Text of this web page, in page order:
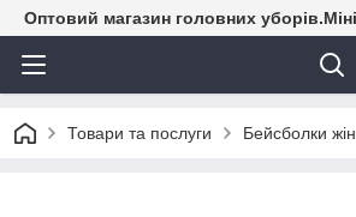
Оптовий магазин головних
Товари та послуги Бейсболки